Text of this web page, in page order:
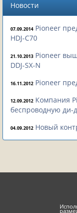
Новости
07.09.2014 Pioneer
HDJ-C70
21.10.2013 Pioneer
DDJ-SX-N
16.11.2012 Pioneer
12.09.2012 Компания
беспроводную ди-
04.09.2012 Новый